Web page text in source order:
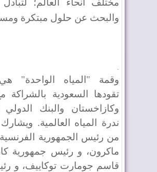
مختلف أنحاء العالم؛
والبحث عن حلول مبتكرة
.
وقمة "المياه الواحدة"
تقودها السعودية بالشراكة
وكازاخستان والبنك الدولي
ندرة المياه العالمية.
من رئيس الجمهورية الفرنسية
ماكرون، و رئيس جمهورية
قاسم جومارت توكاييف، و